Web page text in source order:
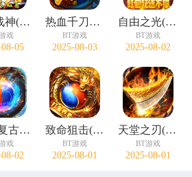
王者战神(开局火龙套)
戏
05
热血千刀斩(零氪送赞爆充)
BT游戏
2025-08-03
自由之光(无限红包免费版)
BT游戏
2025-08-02
海狼(复古光暗福利版)
戏
02
致命狙击(佛系打金养老传奇)
BT游戏
2025-08-01
天堂之刃(微变攻速送充爽)
BT游戏
2025-08-01